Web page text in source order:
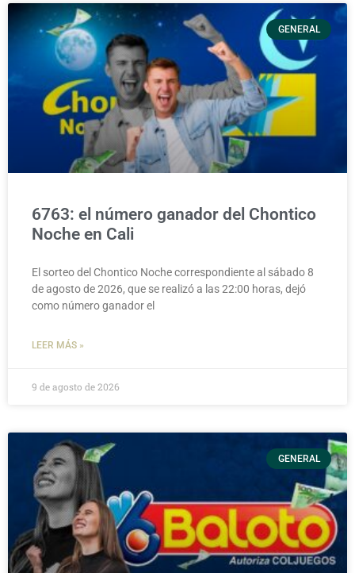
GENERAL
6763: el número ganador del Chontico
Noche en Cali
El sorteo del Chontico Noche correspondiente al sábado 8
de agosto de 2026, que se realizó a las 22:00 horas, dejó
como número ganador el
LEER MÁS »
9 de agosto de 2026
GENERAL